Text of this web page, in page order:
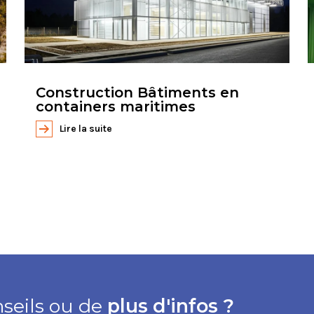
Construction Bâtiments en
containers maritimes
Lire la suite
ou de plus d'infos ?